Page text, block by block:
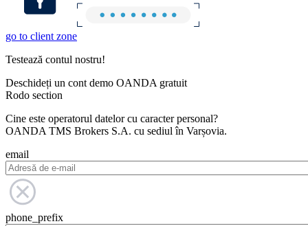
go to client zone
Testează contul nostru!
Deschideți un cont demo OANDA gratuit
Rodo section
Cine este operatorul datelor cu caracter personal?
OANDA TMS Brokers S.A. cu sediul în Varșovia.
email
phone_prefix